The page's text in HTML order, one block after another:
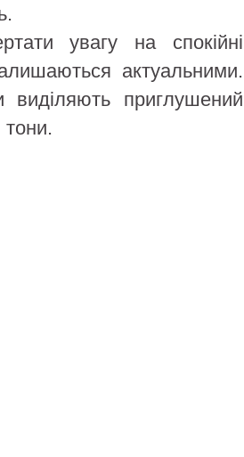
увагу на спокійні
актуальними.
приглушений
тони.